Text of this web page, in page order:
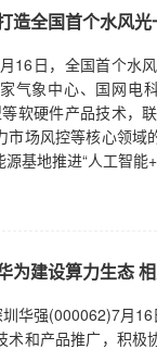
造全国首个水风
16日，全国首个
气象中心、国网电
软硬件产品技术，
市场风控等核心领
基地推进“人工智能
为建设算力生态
华强(000062)7月
术和产品推广，积